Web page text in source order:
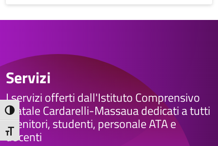
Attiva/disattiva alto contrasto
Attiva/disattiva dimensione testo
Servizi
I servizi offerti dall'Istituto Comprensivo
Statale Cardarelli-Massaua dedicati a tutti
i genitori, studenti, personale ATA e
docenti